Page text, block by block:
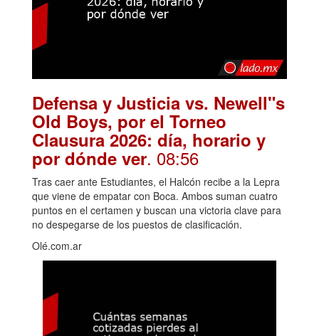
Defensa y Justicia vs. Newell"s
Old Boys, por el Torneo
Clausura 2026: día, horario y
por dónde ver. 08:56
Tras caer ante Estudiantes, el Halcón recibe a la Lepra
que viene de empatar con Boca. Ambos suman cuatro
puntos en el certamen y buscan una victoria clave para
no despegarse de los puestos de clasificación.
Olé.com.ar